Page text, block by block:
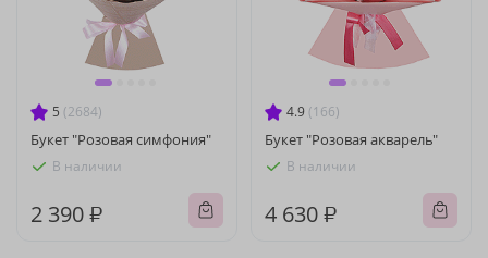
5 (2684)
Букет "Розовая симфония"
В наличии
2 390 ₽
4.9 (166)
Букет "Розовая акварель"
В наличии
4 630 ₽